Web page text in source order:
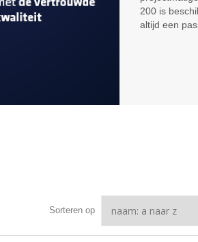
200 is
altijd een
Sorteren op